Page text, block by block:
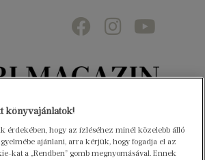
az olvasókig
könyvajánlatok!
érdekében, hogy az ízléséhez minél közelebb álló
ajánlani, arra kérjük, hogy fogadja el az
kat a „Rendben” gomb megnyomásával. Ennek